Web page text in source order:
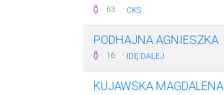
63 · CKS
PODHAJNA AGNIESZKA
16 · IDĘ DALEJ
KUJAWSKA MAGDALENA